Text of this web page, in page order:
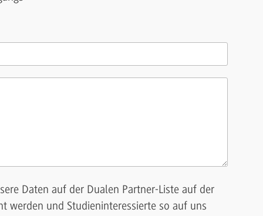
Daten auf der Dualen Partner-Liste auf der
werden und Studieninteressierte so auf uns